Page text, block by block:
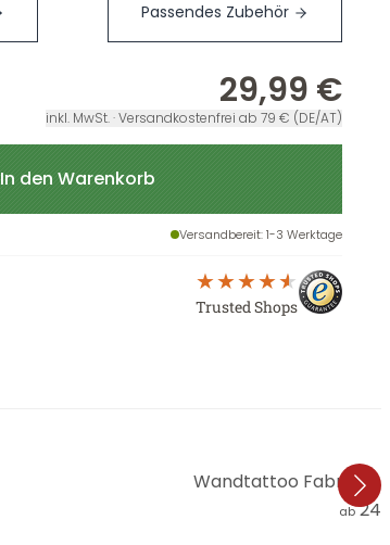
Passendes Zubehör
29,99 €
inkl. MwSt. · Versandkostenfrei ab 79 € (DE/AT)
In den Warenkorb
Versandbereit: 1-3 Werktage
Trusted Shops
Wandtattoo Fabritius
ab